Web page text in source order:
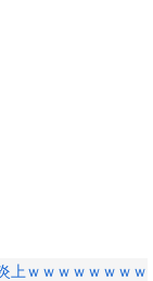
上ｗｗｗｗｗｗｗｗ